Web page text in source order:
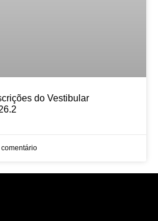
do Vestibular
comentário